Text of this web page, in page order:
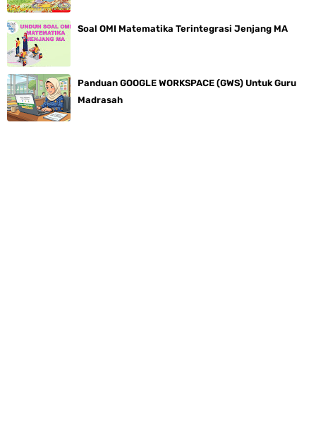
Soal OMI Matematika Terintegrasi Jenjang MA
Panduan GOOGLE WORKSPACE (GWS) Untuk Guru
Madrasah